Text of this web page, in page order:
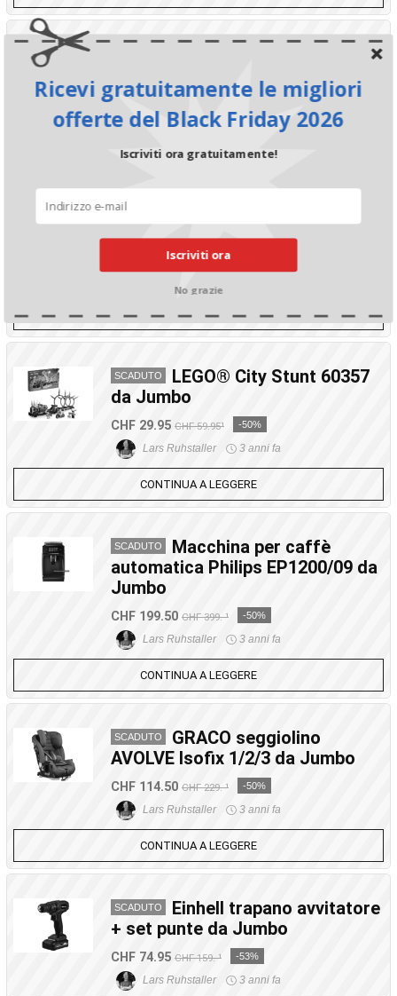
CHF 99.90
Jana Struck 2 anni fa
CONTINUA A LEGGERE
SCADUTO
Super Offerte per la Tua
Casa e Giardino!
CONTINUA A LEGGERE
SCADUTO
LEGO® City Stunt 60357
da Jumbo
CHF 29.95 CHF 59.95¹ -50%
Lars Ruhstaller 3 anni fa
CONTINUA A LEGGERE
SCADUTO
Macchina per caffè
automatica Philips EP1200/09 da
Jumbo
CHF 199.50 CHF 399.-¹ -50%
Lars Ruhstaller 3 anni fa
CONTINUA A LEGGERE
SCADUTO
GRACO seggiolino
AVOLVE Isofix 1/2/3 da Jumbo
CHF 114.50 CHF 229.-¹ -50%
Lars Ruhstaller 3 anni fa
CONTINUA A LEGGERE
SCADUTO
Einhell trapano avvitatore
+ set punte da Jumbo
CHF 74.95 CHF 159.-¹ -53%
Lars Ruhstaller 3 anni fa
Iscriviti ora
Ricevi gratuitamente le migliori
offerte del Black Friday 2026
Iscriviti ora gratuitamente!
No grazie